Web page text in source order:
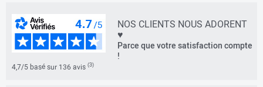
NOS CLIENTS NOUS ADORENT
♥
Parce que votre satisfaction compte
!
4,7/5 basé sur 136 avis (3)